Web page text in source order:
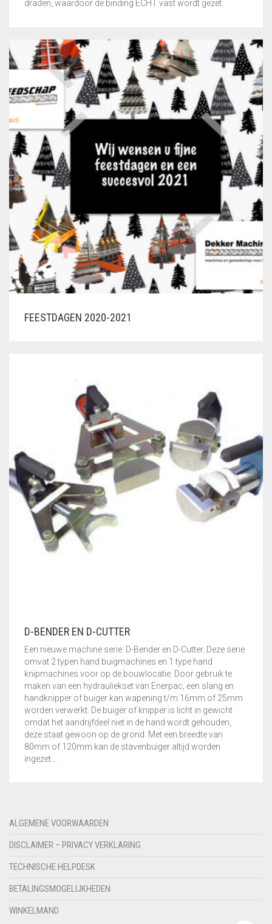
SALE – UITVERKOOP
STATIONAIRE
MACHINES
VLECHTDRAAD
VLECHTTANGEN
WERKSCHOENEN
draden, waardoor de binding ECHT vast wordt gezet.
FEESTDAGEN 2020-2021
D-BENDER EN D-CUTTER
Een nieuwe machine serie: D-Bender en D-Cutter. Deze serie
omvat 2 typen hand buigmachines en 1 type hand
knipmachines voor op de bouwlocatie. Door gebruik te
maken van een hydrauliekset van Enerpac, een slang en
handknipper of buiger kan wapening t/m 16mm of 25mm
worden verwerkt. De buiger of knipper is licht in gewicht
omdat het aandrijfdeel niet in de hand wordt gehouden,
deze staat gewoon op de grond. Met een breedte van
80mm of 120mm kan de stavenbuiger altijd worden
ingezet.…
ALGEMENE VOORWAARDEN
DISCLAIMER – PRIVACY VERKLARING
TECHNISCHE HELPDESK
BETALINGSMOGELIJKHEDEN
WINKELMAND